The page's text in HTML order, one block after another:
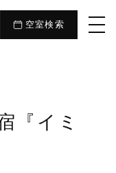
空室検索
『イミ